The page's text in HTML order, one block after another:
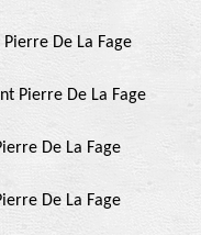
De La Fage
Pierre De La Fage
De La Fage
De La Fage